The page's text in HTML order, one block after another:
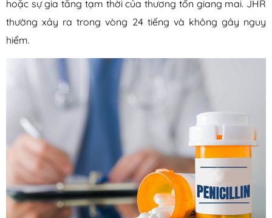
hoặc sự gia tăng tạm thời của thương tổn giang mai. JHR
thường xảy ra trong vòng 24 tiếng và không gây nguy
hiểm.